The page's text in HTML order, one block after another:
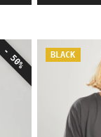
- 50% BLACK